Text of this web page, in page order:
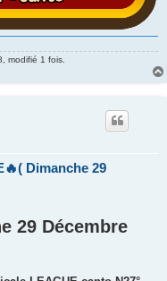
modifié 1 fois.
Dimanche 29
29 Décembre